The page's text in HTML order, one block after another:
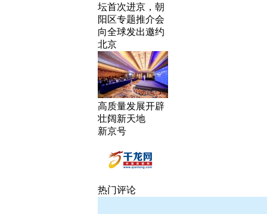
坛首次进京，朝
阳区专题推介会
向全球发出邀约
北京
高质量发展开辟
壮阔新天地
新京号
热门评论